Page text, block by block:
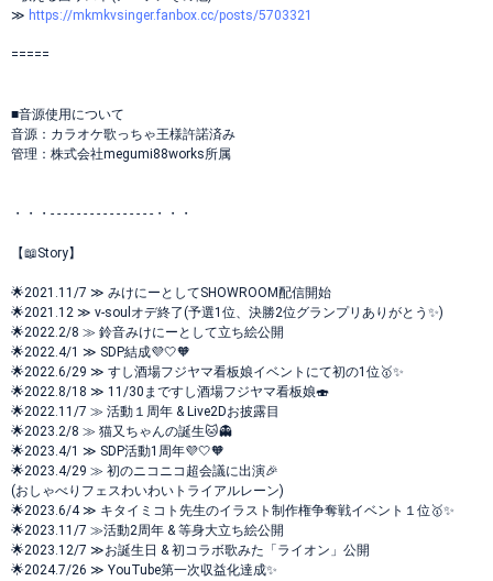
≫ https://mkmkvsinger.fanbox.cc/posts/5703321
=====
■音源使用について
音源：カラオケ歌っちゃ王様許諾済み
管理：株式会社megumi88works所属
・・・- - - - - - - - - - - - - - - -・・・
【📖Story】
🌟2021.11/7 ≫ みけにーとしてSHOWROOM配信開始
🌟2021.12 ≫ v-soulオデ終了(予選1位、決勝2位グランプリありがとう✨)
🌟2022.2/8 ≫ 鈴音みけにーとして立ち絵公開
🌟2022.4/1 ≫ SDP結成💜🤍🧡
🌟2022.6/29 ≫ すし酒場フジヤマ看板娘イベントにて初の1位🥇✨
🌟2022.8/18 ≫ 11/30まですし酒場フジヤマ看板娘🍣
🌟2022.11/7 ≫ 活動１周年 & Live2Dお披露目
🌟2023.2/8 ≫ 猫又ちゃんの誕生🐱👻
🌟2023.4/1 ≫ SDP活動1周年💜🤍🧡
🌟2023.4/29 ≫ 初のニコニコ超会議に出演🎉
(おしゃべりフェスわいわいトライアルレーン)
🌟2023.6/4 ≫ キタイミコト先生のイラスト制作権争奪戦イベント１位🥇✨
🌟2023.11/7 ≫活動2周年 & 等身大立ち絵公開
🌟2023.12/7 ≫お誕生日 & 初コラボ歌みた「ライオン」公開
🌟2024.7/26 ≫ YouTube第一次収益化達成✨